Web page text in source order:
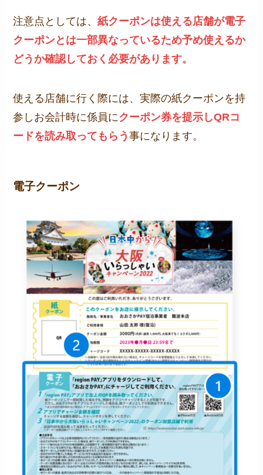
注意点としては、紙クーポンは使える店舗が電子
クーポンとは一部異なっているため予め使えるか
どうか確認しておく必要があります。
使える店舗に行く際には、実際の紙クーポンを持
参しお会計時に係員にクーポン券を提示しQRコ
ードを読み取ってもらう事になります。
電子クーポン